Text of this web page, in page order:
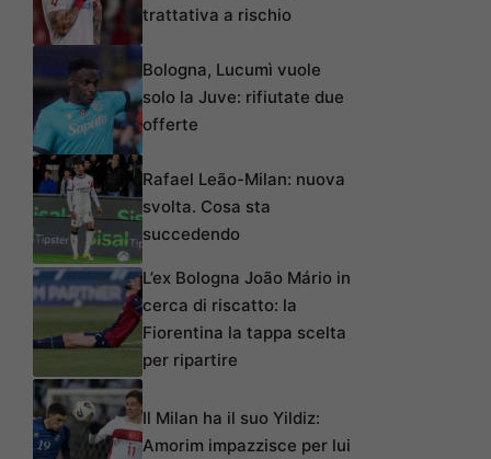
trattativa a rischio
Bologna, Lucumì vuole
solo la Juve: rifiutate due
offerte
Rafael Leão-Milan: nuova
svolta. Cosa sta
succedendo
L’ex Bologna João Mário in
cerca di riscatto: la
Fiorentina la tappa scelta
per ripartire
Il Milan ha il suo Yildiz:
Amorim impazzisce per lui